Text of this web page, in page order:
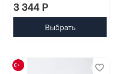
3 344 P
Выбрать